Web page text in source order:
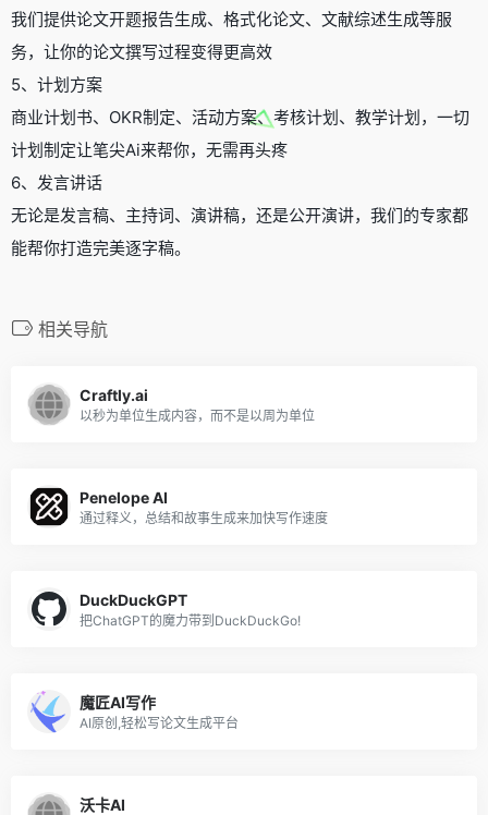
我们提供论文开题报告生成、格式化论文、文献综述生成等服
务，让你的论文撰写过程变得更高效
5、计划方案
商业计划书、OKR制定、活动方案、考核计划、教学计划，一切
计划制定让笔尖Ai来帮你，无需再头疼
6、发言讲话
无论是发言稿、主持词、演讲稿，还是公开演讲，我们的专家都
能帮你打造完美逐字稿。
相关导航
Craftly.ai
以秒为单位生成内容，而不是以周为单位
Penelope AI
通过释义，总结和故事生成来加快写作速度
DuckDuckGPT
把ChatGPT的魔力带到DuckDuckGo!
魔匠AI写作
AI原创,轻松写论文生成平台
沃卡AI